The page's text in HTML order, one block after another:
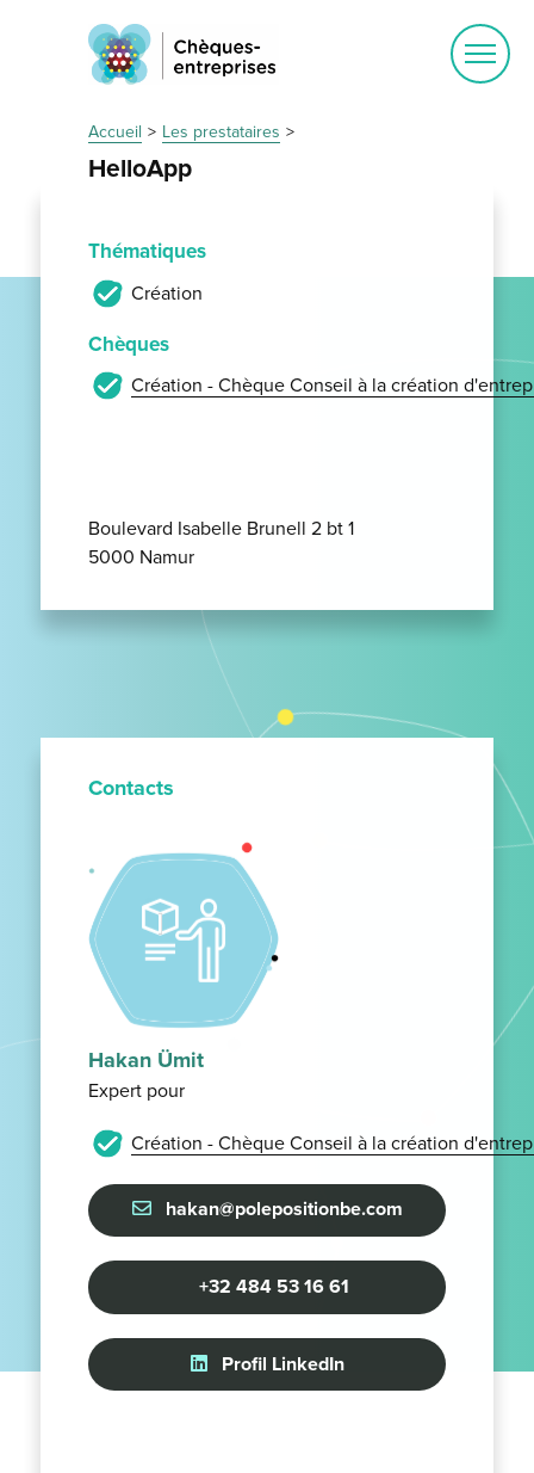
Accueil Les prestataires
HelloApp
Thématiques
Création
Chèques
Création - Chèque Conseil à la création
Boulevard Isabelle Brunell 2 bt 1
5000 Namur
Contacts
Hakan Ümit
Expert pour
Création - Chèque Conseil à la création
hakan@polepositionbe.com
+32 484 53 16 61
Profil LinkedIn
Ouvrir
le